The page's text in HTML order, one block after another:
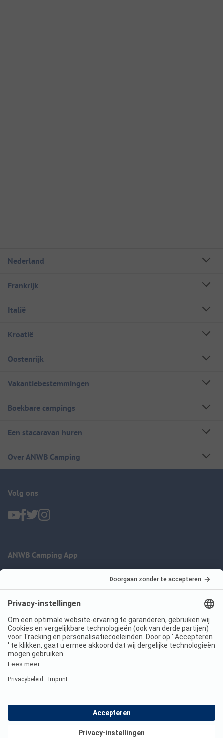
Nederland
Frankrijk
Italië
Kroatië
Oostenrijk
Vakantiebestemmingen
Boekbare campings
Een stacaravan huren
Over ANWB Camping
Volg ons
ANWB Camping App
Imprint
Jouw privacy
Voorwaarden
Wet digitale diensten